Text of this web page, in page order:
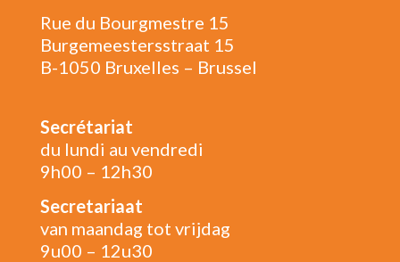
Rue du Bourgmestre 15
Burgemeestersstraat 15
B-1050 Bruxelles – Brussel
Secrétariat
du lundi au vendredi
9h00 – 12h30
Secretariaat
van maandag tot vrijdag
9u00 – 12u30